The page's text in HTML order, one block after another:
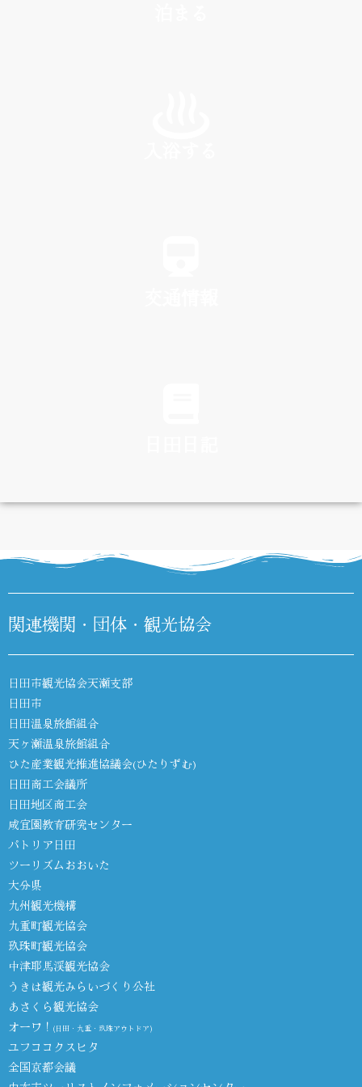
DIARY
関連機関・団体・観光協会
日田市観光協会天瀬支部
日田市
日田温泉旅館組合
天ヶ瀬温泉旅館組合
ひた産業観光推進協議会(ひたりずむ)
日田商工会議所
日田地区商工会
咸宜園教育研究センター
パトリア日田
ツーリズムおおいた
大分県
九州観光機構
九重町観光協会
玖珠町観光協会
中津耶馬渓観光協会
うきは観光みらいづくり公社
あさくら観光協会
オーワ！ (日田・九重・玖珠アウトドア)
ユフココクスヒタ
全国京都会議